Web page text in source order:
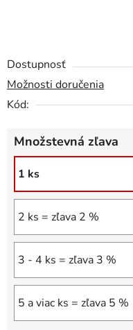
Dostupnosť
Možnosti doručenia
Kód:
Množstevná zľava
1 ks
2 ks = zľava 2 %
3 - 4 ks = zľava 3 %
5 a viac ks = zľava 5 %